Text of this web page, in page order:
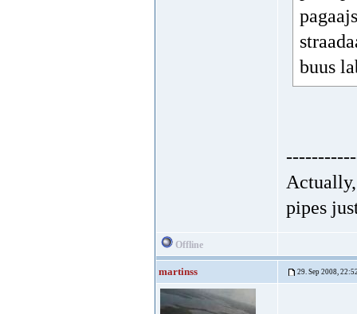
buus
pipes
Offline
martinss 29. Sep 2008,